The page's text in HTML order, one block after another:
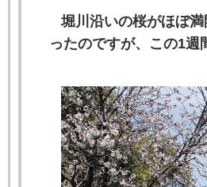
堀川沿いの桜がほぼ
ったのですが、この1